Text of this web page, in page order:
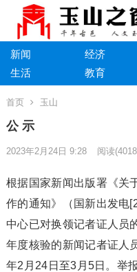
新闻 经济
生活
教育
首页 玉山
公 示
2023年2月24日 9:28 阅读
根据国家新闻出版署《关
作的通知》（国新出发电
中心已对换领记者证人员
年度核验的新闻记者证人
年2月24日至3月5日。举